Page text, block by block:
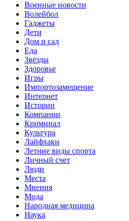
Военные новости
Волейбол
Гаджеты
Дети
Дом и сад
Еда
Звёзды
Здоровье
Игры
Импортозамещение
Интернет
Истории
Компании
Криминал
Культура
Лайфхаки
Летние виды спорта
Личный счет
Люди
Места
Мнения
Мода
Народная медицина
Наука